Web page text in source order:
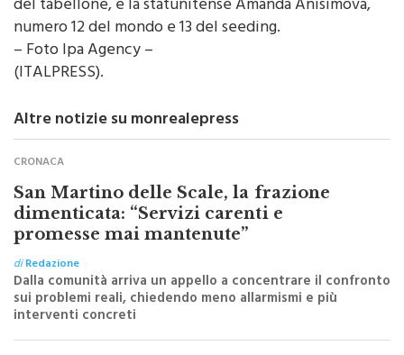
Swiatek, numero 4 del ranking Wta e ottava forza
del tabellone, e la statunitense Amanda Anisimova,
numero 12 del mondo e 13 del seeding.
– Foto Ipa Agency –
Altre notizie su monrealepress
CRONACA
San Martino delle Scale, la frazione
dimenticata: “Servizi carenti e
promesse mai mantenute”
diRedazione
Dalla comunità arriva un appello a concentrare il confronto
sui problemi reali, chiedendo meno allarmismi e più
interventi concreti